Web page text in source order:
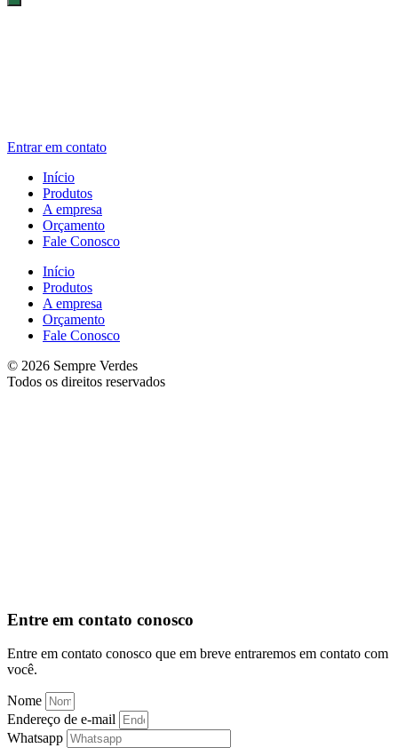
Entrar em contato
Início
Produtos
A empresa
Orçamento
Fale Conosco
Início
Produtos
A empresa
Orçamento
Fale Conosco
© 2026 Sempre Verdes
Todos os direitos reservados
Entre em contato conosco
Entre em contato conosco que em breve entraremos em contato com
você.
Nome
Endereço de e-mail
Whatsapp